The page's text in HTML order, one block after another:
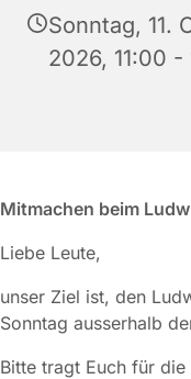
Sonntag, 11.
2026, 11:00 -
Mitmachen beim
Liebe Leute,
unser Ziel ist, den
Sonntag ausserhalb
Bitte tragt Euch für